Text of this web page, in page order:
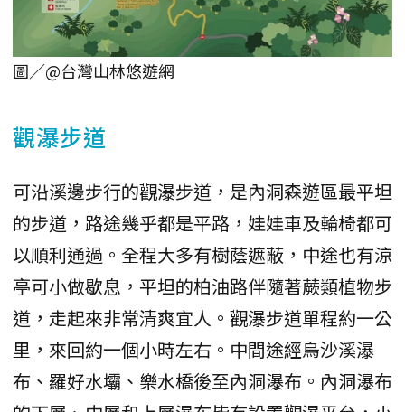
圖／@台灣山林悠遊網
觀瀑步道
可沿溪邊步行的觀瀑步道，是內洞森遊區最平坦
的步道，路途幾乎都是平路，娃娃車及輪椅都可
以順利通過。全程大多有樹蔭遮蔽，中途也有涼
亭可小做歇息，平坦的柏油路伴隨著蕨類植物步
道，走起來非常清爽宜人。觀瀑步道單程約一公
里，來回約一個小時左右。中間途經烏沙溪瀑
布、羅好水壩、樂水橋後至內洞瀑布。內洞瀑布